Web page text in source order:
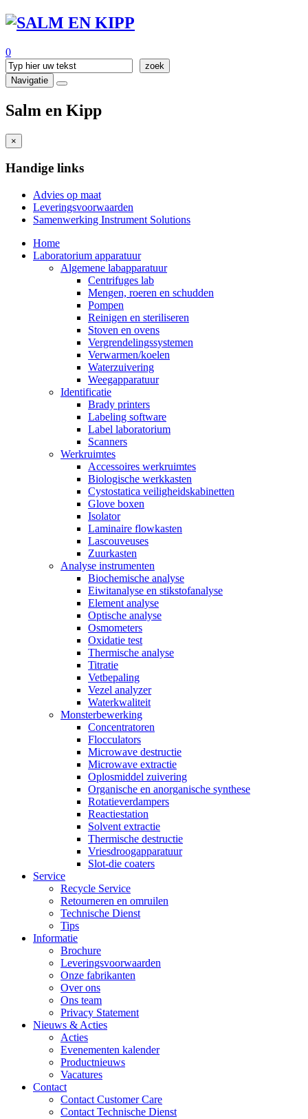
0
Navigatie
Salm en Kipp
×
Handige links
Advies op maat
Leveringsvoorwaarden
Samenwerking Instrument Solutions
Home
Laboratorium apparatuur
Algemene labapparatuur
Centrifuges lab
Mengen, roeren en schudden
Pompen
Reinigen en steriliseren
Stoven en ovens
Vergrendelingssystemen
Verwarmen/koelen
Waterzuivering
Weegapparatuur
Identificatie
Brady printers
Labeling software
Label laboratorium
Scanners
Werkruimtes
Accessoires werkruimtes
Biologische werkkasten
Cystostatica veiligheidskabinetten
Glove boxen
Isolator
Laminaire flowkasten
Lascouveuses
Zuurkasten
Analyse instrumenten
Biochemische analyse
Eiwitanalyse en stikstofanalyse
Element analyse
Optische analyse
Osmometers
Oxidatie test
Thermische analyse
Titratie
Vetbepaling
Vezel analyzer
Waterkwaliteit
Monsterbewerking
Concentratoren
Flocculators
Microwave destructie
Microwave extractie
Oplosmiddel zuivering
Organische en anorganische synthese
Rotatieverdampers
Reactiestation
Solvent extractie
Thermische destructie
Vriesdroogapparatuur
Slot-die coaters
Service
Recycle Service
Retourneren en omruilen
Technische Dienst
Tips
Informatie
Brochure
Leveringsvoorwaarden
Onze fabrikanten
Over ons
Ons team
Privacy Statement
Nieuws & Acties
Acties
Evenementen kalender
Productnieuws
Vacatures
Contact
Contact Customer Care
Contact Technische Dienst